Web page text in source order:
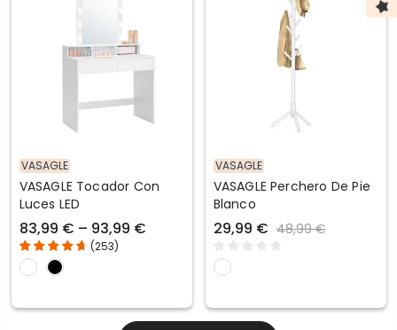
VASAGLE
VASAGLE Tocador Con
Luces LED
83,99 € – 93,99 €
(253)
VASAGLE
VASAGLE Perchero De Pie
Blanco
29,99 € 48,99 €